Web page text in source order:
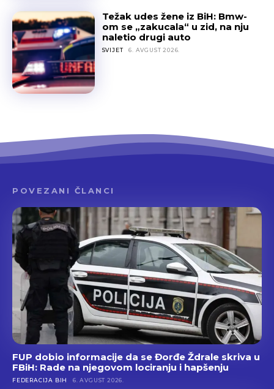
Težak udes žene iz BiH: Bmw-
om se „zakucala“ u zid, na nju
naletio drugi auto
SVIJET 6. AVGUST 2026.
POVEZANI ČLANCI
FUP dobio informacije da se Đorđe Ždrale skriva u
FBiH: Rade na njegovom lociranju i hapšenju
FEDERACIJA BIH 6. AVGUST 2026.